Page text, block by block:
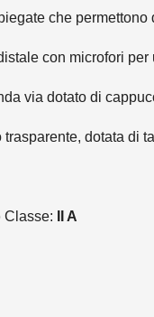
che
con microfori
via dotato di
dotata di
Classe: II A